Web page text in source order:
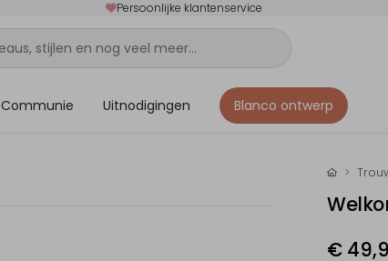
Persoonlijke klantenservice
Communie Uitnodigingen Blanco ontwerp
€